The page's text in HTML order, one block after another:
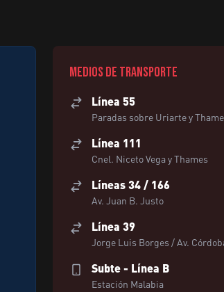
Medios de transporte
Línea 55
Paradas sobre Uriarte y
Línea 111
Cnel. Niceto Vega y Thames
Líneas 34 / 166
Av. Juan B. Justo
Línea 39
Jorge Luis Borges / Av.
Subte - Línea B
Estación Malabia